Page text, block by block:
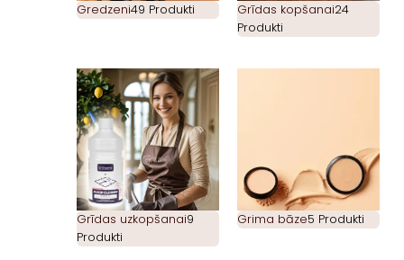
Gredzeni49 Produkti Grīdas kopšanai24
Produkti
Grīdas uzkopšanai9
Produkti
Grima bāze5 Produkti